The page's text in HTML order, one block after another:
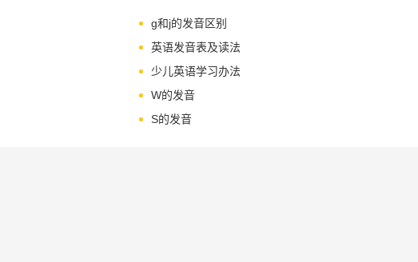
g和j的发音区别
英语发音表及读法
少儿英语学习办法
W的发音
S的发音